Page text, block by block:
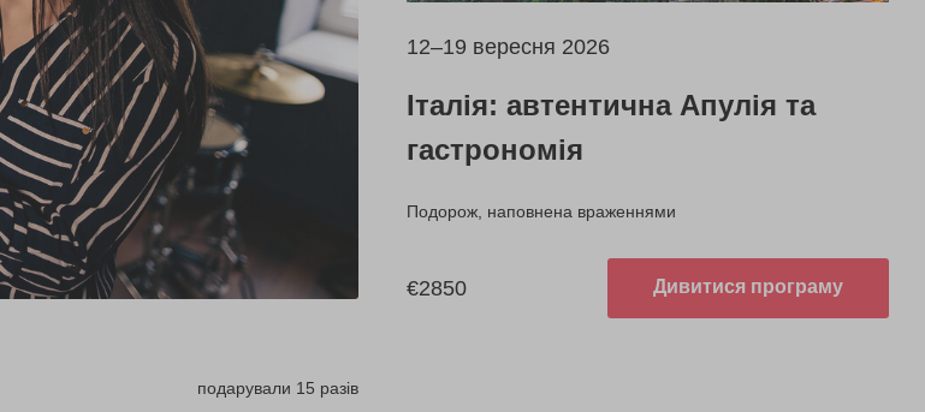
подарували 15 разів
12–19 вересня 2026
Італія: автентична Апулія та
гастрономія
Подорож, наповнена враженнями
€2850 Дивитися програму